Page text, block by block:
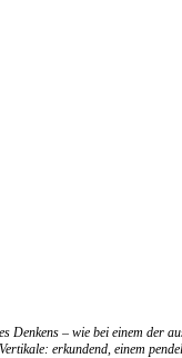
Denkens – wie bei einem der
erkundend, einem